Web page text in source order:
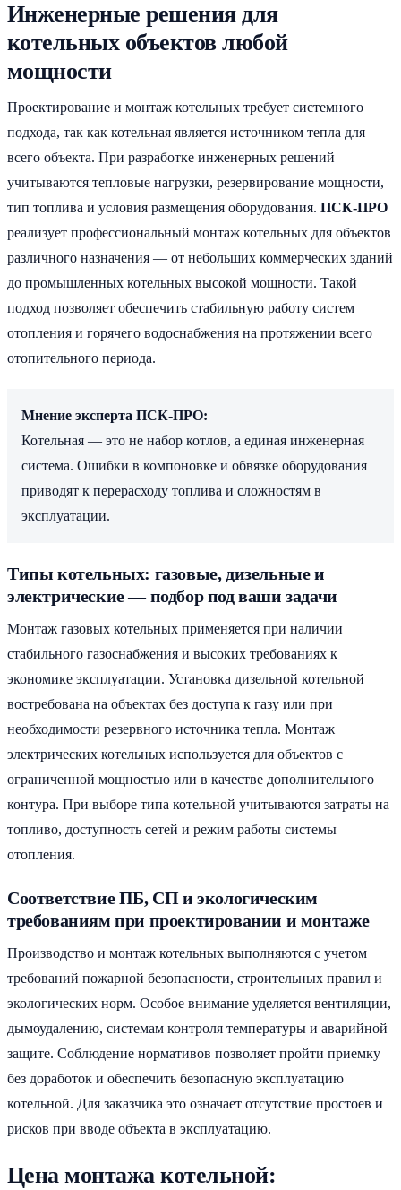
Инженерные решения для
котельных объектов любой
мощности
Проектирование и монтаж котельных требует системного
подхода, так как котельная является источником тепла для
всего объекта. При разработке инженерных решений
учитываются тепловые нагрузки, резервирование мощности,
тип топлива и условия размещения оборудования. ПСК-ПРО
реализует профессиональный монтаж котельных для объектов
различного назначения — от небольших коммерческих зданий
до промышленных котельных высокой мощности. Такой
подход позволяет обеспечить стабильную работу систем
отопления и горячего водоснабжения на протяжении всего
отопительного периода.
Мнение эксперта ПСК-ПРО:
Котельная — это не набор котлов, а единая инженерная
система. Ошибки в компоновке и обвязке оборудования
приводят к перерасходу топлива и сложностям в
эксплуатации.
Типы котельных: газовые, дизельные и
электрические — подбор под ваши задачи
Монтаж газовых котельных применяется при наличии
стабильного газоснабжения и высоких требованиях к
экономике эксплуатации. Установка дизельной котельной
востребована на объектах без доступа к газу или при
необходимости резервного источника тепла. Монтаж
электрических котельных используется для объектов с
ограниченной мощностью или в качестве дополнительного
контура. При выборе типа котельной учитываются затраты на
топливо, доступность сетей и режим работы системы
отопления.
Соответствие ПБ, СП и экологическим
требованиям при проектировании и монтаже
Производство и монтаж котельных выполняются с учетом
требований пожарной безопасности, строительных правил и
экологических норм. Особое внимание уделяется вентиляции,
дымоудалению, системам контроля температуры и аварийной
защите. Соблюдение нормативов позволяет пройти приемку
без доработок и обеспечить безопасную эксплуатацию
котельной. Для заказчика это означает отсутствие простоев и
рисков при вводе объекта в эксплуатацию.
Цена монтажа котельной: